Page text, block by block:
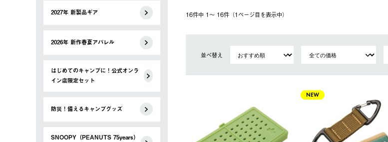
2027年 新製品ギア
2026年 新作春夏アパレル
はじめてのキャンプに！公式オンラ
イン店限定セット
防災！備えるキャンプグッズ
SNOOPY（PEANUTS 75years）
16件中 1〜 16件（1ページ⽬を表⽰中）
並べ替え
NEW